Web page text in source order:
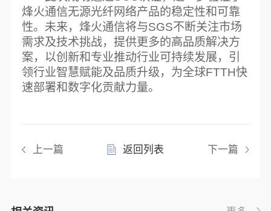
烽火通信无源光纤网络产品的稳定性和可靠
性。未来，烽火通信将与SGS不断关注市场
需求及技术挑战，提供更多的高品质解决方
案，以创新和专业推动行业可持续发展，引
领行业智慧赋能及品质升级，为全球FTTH快
速部署和数字化贡献力量。
上一篇 返回列表 下一篇